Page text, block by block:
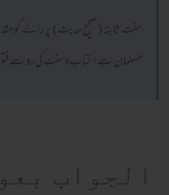
سنت ثابتہ (صحیح حدیث) پر رائے کو
مسلمان ہے؟ کتاب وسنت کی رو سے
الجواب